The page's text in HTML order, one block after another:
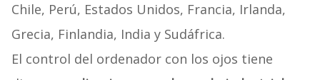
Chile, Perú, Estados Unidos, Francia, Irlanda,
Grecia, Finlandia, India y Sudáfrica.
El control del ordenador con los ojos tiene